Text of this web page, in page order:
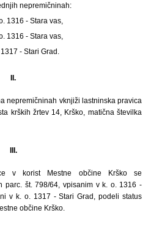
nepremičninah:
1316 - Stara vas,
1316 - Stara vas,
- Stari Grad.
II.
nepremičninah vknjiži lastninska pravica
krških žrtev 14, Krško, matična številka
III.
v korist Mestne občine Krško se
parc. št. 798/64, vpisanim v k. o. 1316 -
v k. o. 1317 - Stari Grad, podeli status
občine Krško.